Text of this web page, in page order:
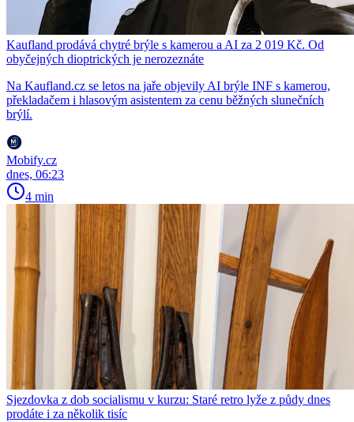
Kaufland prodává chytré brýle s kamerou a AI za 2 019 Kč. Od
obyčejných dioptrických je nerozeznáte
Na Kaufland.cz se letos na jaře objevily AI brýle INF s kamerou,
překladačem i hlasovým asistentem za cenu běžných slunečních
brýlí.
Mobify.cz
dnes, 06:23
4 min
Sjezdovka z dob socialismu v kurzu: Staré retro lyže z půdy dnes
prodáte i za několik tisíc